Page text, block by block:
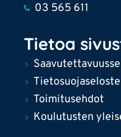
03 565 611
Tietoa
Tietosuojaseloste
Toimitusehdot
Koulutusten